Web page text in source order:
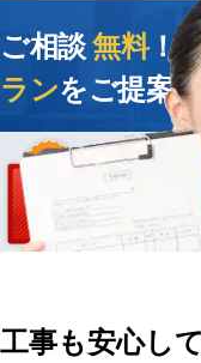
ご相談無料！
ランをご提案
工事も安心し